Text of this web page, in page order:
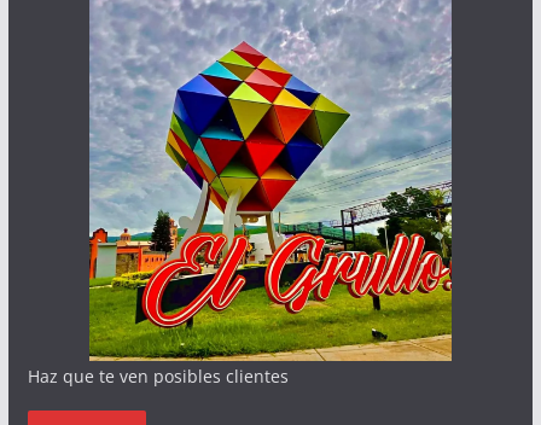
Haz que te ven posibles clientes